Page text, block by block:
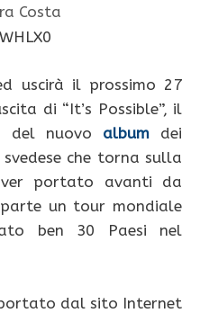
Costa
uscirà il prossimo 27
di “It’s Possible”, il
del nuovo album dei
che torna sulla
portato avanti da
un tour mondiale
ben 30 Paesi nel
dal sito Internet